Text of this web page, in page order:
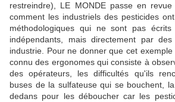
restreindre), LE MONDE passe en
comment les industriels des pesticides
méthodologiques qui ne sont pas
indépendants, mais directement par
industrie. Pour ne donner que cet exemple
connu des ergonomes qui consiste à
des opérateurs, les difficultés qu'ils
buses de la sulfateuse qui se bouchent,
dedans pour les déboucher car les